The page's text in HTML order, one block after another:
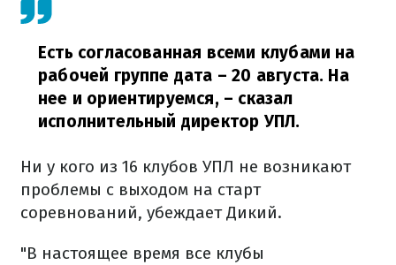
Есть согласованная всеми клубами на
рабочей группе дата – 20 августа. На
нее и ориентируемся, – сказал
исполнительный директор УПЛ.
Ни у кого из 16 клубов УПЛ не возникают
проблемы с выходом на старт
соревнований, убеждает Дикий.
"В настоящее время все клубы